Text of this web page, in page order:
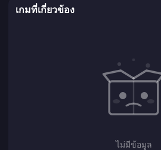
เกมที่เกี่ยวข้อง
ไม่มีข้อมูล